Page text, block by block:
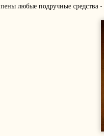
пены любые подручные